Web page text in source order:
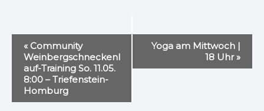
«Community
Weinbergschneckenl
auf-Training So. 11.05.
8:00 – Triefenstein-
Homburg
Yoga am Mittwoch |
18 Uhr»